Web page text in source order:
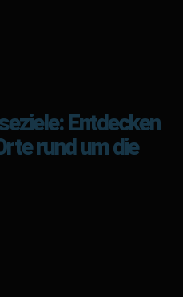
Entdecken
rund um die